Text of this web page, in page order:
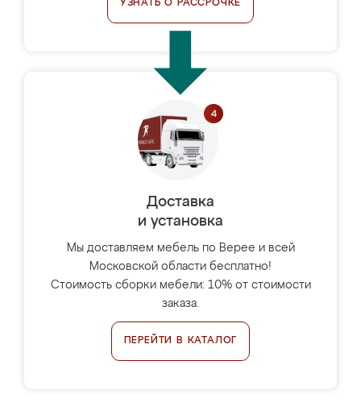
УЗНАТЬ О РАССРОЧКЕ
Доставка
и установка
Мы доставляем мебель по Верее и всей
Московской области бесплатно!
Стоимость сборки мебели: 10% от стоимости
заказа.
ПЕРЕЙТИ В КАТАЛОГ